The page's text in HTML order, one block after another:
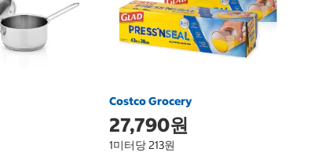
Costco Grocery
27,790원
1미터당 213원